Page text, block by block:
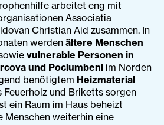
Associatia
Christian Aid zusammen. In
werdenältere Menschen
vulnerable Personen in
und Pociumbeniim Norden
benötigtemHeizmaterial
und Briketts sorgen
ein Raum im Haus beheizt
Menschen weiterhin eine